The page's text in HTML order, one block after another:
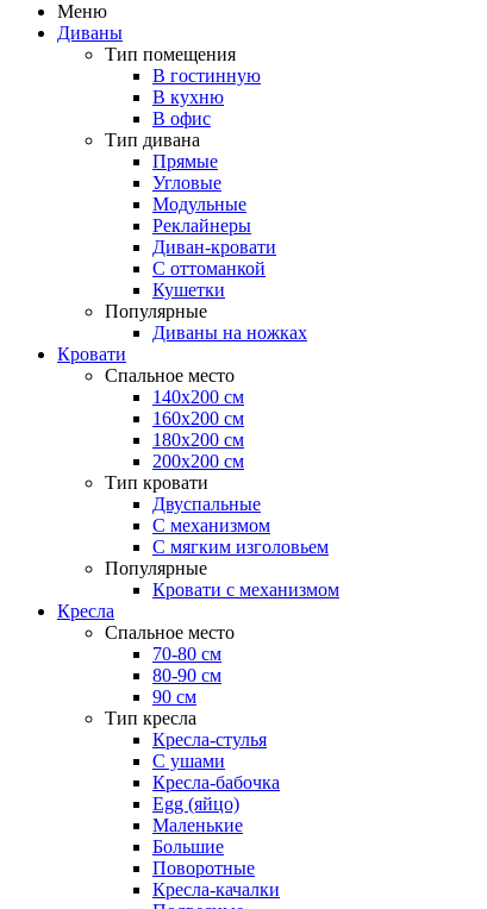
Меню
Диваны
Тип помещения
В гостинную
В кухню
В офис
Тип дивана
Прямые
Угловые
Модульные
Реклайнеры
Диван-кровати
С оттоманкой
Кушетки
Популярные
Диваны на ножках
Кровати
Спальное место
140х200 см
160х200 см
180х200 см
200х200 см
Тип кровати
Двуспальные
С механизмом
С мягким изголовьем
Популярные
Кровати с механизмом
Кресла
Спальное место
70-80 см
80-90 см
90 см
Тип кресла
Кресла-стулья
С ушами
Кресла-бабочка
Egg (яйцо)
Маленькие
Большие
Поворотные
Кресла-качалки